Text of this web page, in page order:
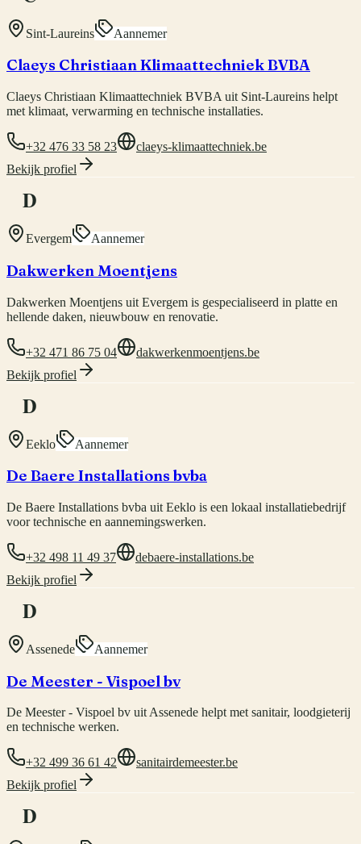
Sint-Laureins Aannemer
Claeys Christiaan Klimaattechniek BVBA
Claeys Christiaan Klimaattechniek BVBA uit Sint-Laureins helpt
met klimaat, verwarming en technische installaties.
+32 476 33 58 23
claeys-klimaattechniek.be
Bekijk profiel
D
Evergem Aannemer
Dakwerken Moentjens
Dakwerken Moentjens uit Evergem is gespecialiseerd in platte en
hellende daken, nieuwbouw en renovatie.
+32 471 86 75 04
dakwerkenmoentjens.be
Bekijk profiel
D
Eeklo Aannemer
De Baere Installations bvba
De Baere Installations bvba uit Eeklo is een lokaal installatiebedrijf
voor technische en aannemingswerken.
+32 498 11 49 37
debaere-installations.be
Bekijk profiel
D
Assenede Aannemer
De Meester - Vispoel bv
De Meester - Vispoel bv uit Assenede helpt met sanitair, loodgieterij
en technische werken.
+32 499 36 61 42
sanitairdemeester.be
Bekijk profiel
D